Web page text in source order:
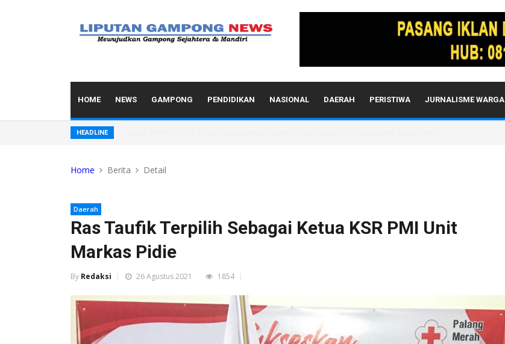
HOME NEWS GAMPONG PENDIDIKAN NASIONAL DAERAH PERISTIWA JURNALISME WARGA
HEADLINE
Home Berita Detail
Daerah
Ras Taufik Terpilih Sebagai Ketua KSR PMI Unit
Markas Pidie
By Redaksi 26 Agustus 2021 1854